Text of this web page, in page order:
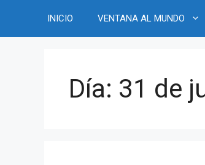
contenido
INICIO VENTANA AL MUNDO
Día: 31 de